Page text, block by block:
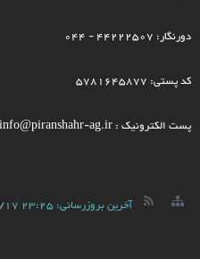
دورنگار: 44222507 - 044
کد پستی: 5781645877
پست الکترونیک : info@piranshahr-ag.ir
آخرین بروزرسانی:23:25